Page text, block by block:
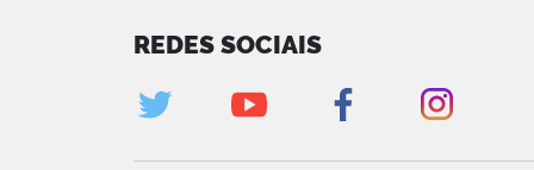
REDES SOCIAIS